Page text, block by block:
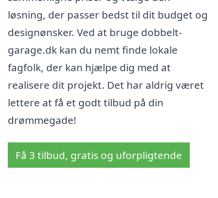
løsning, der passer bedst til dit budget og
designønsker. Ved at bruge dobbelt-
garage.dk kan du nemt finde lokale
fagfolk, der kan hjælpe dig med at
realisere dit projekt. Det har aldrig været
lettere at få et godt tilbud på din
drømmegade!
Få 3 tilbud, gratis og uforpligtende